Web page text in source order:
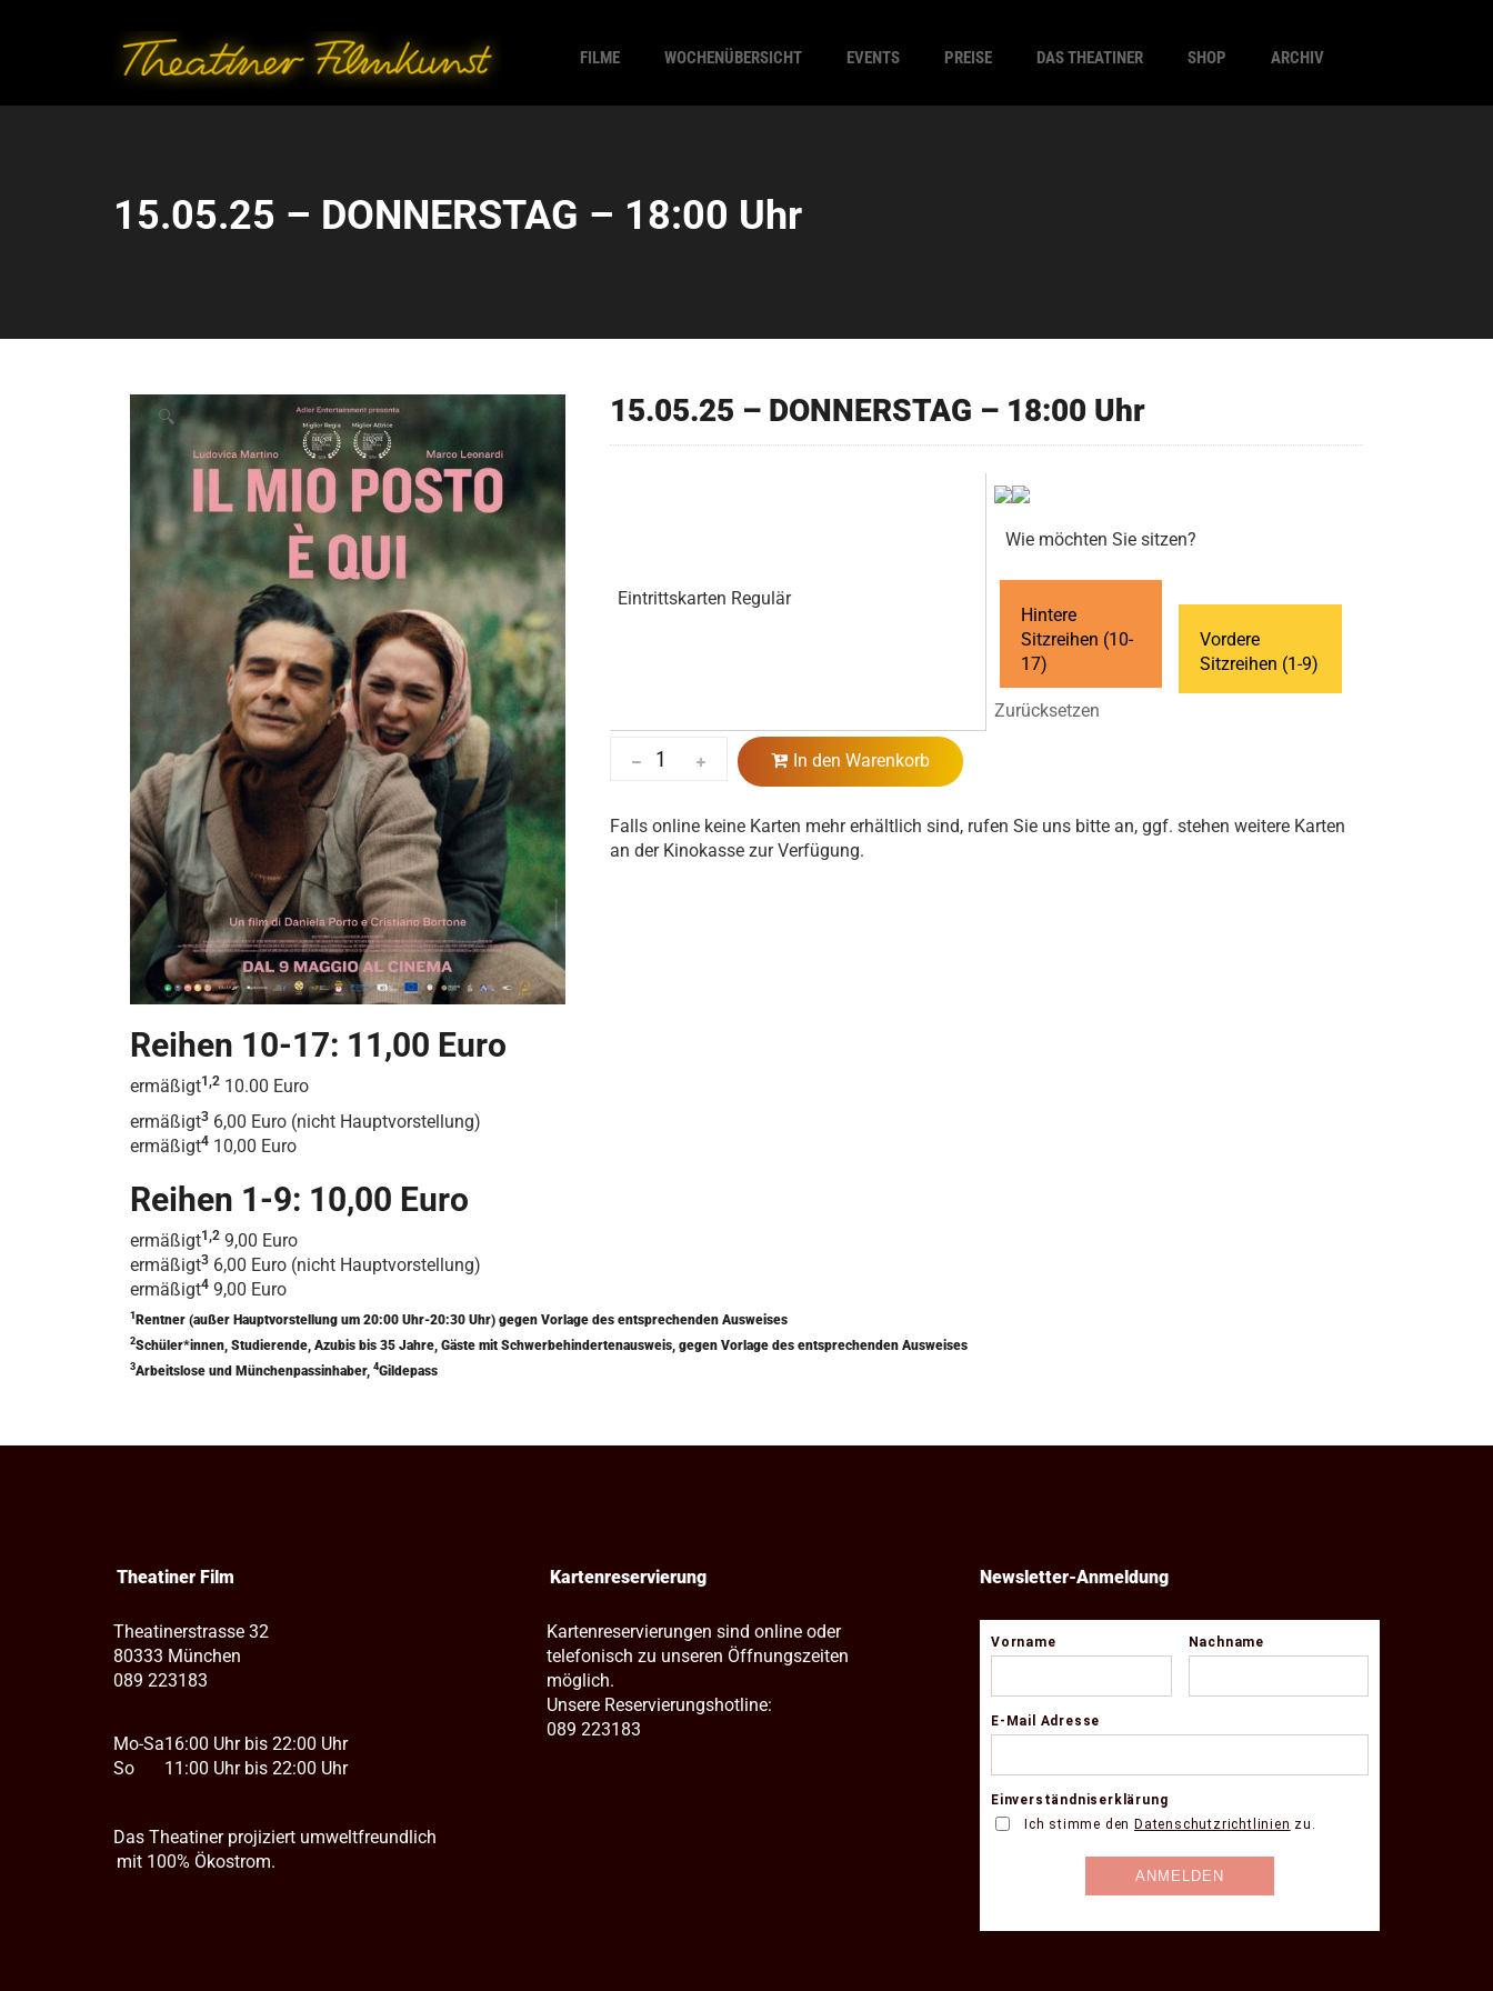
FILME WOCHENÜBERSICHT EVENTS PREISE DAS THEATINER SHOP ARCHIV
15.05.25 – DONNERSTAG – 18:00 Uhr
🔍 15.05.25 – DONNERSTAG – 18:00 Uhr
Eintrittskarten Regulär
Wie möchten Sie sitzen?
Hintere
Sitzreihen (10-
17)
Vordere
Sitzreihen (1-9)
Zurücksetzen
In den Warenkorb
Falls online keine Karten mehr erhältlich sind, rufen Sie uns bitte an, ggf. stehen weitere Karten
an der Kinokasse zur Verfügung.
Reihen 10-17: 11,00 Euro
ermäßigt1,2 10.00 Euro
ermäßigt3 6,00 Euro (nicht Hauptvorstellung)
ermäßigt4 10,00 Euro
Reihen 1-9: 10,00 Euro
ermäßigt1,2 9,00 Euro
ermäßigt3 6,00 Euro (nicht Hauptvorstellung)
ermäßigt4 9,00 Euro
1 Rentner (außer Hauptvorstellung um 20:00 Uhr-20:30 Uhr) gegen Vorlage des entsprechenden Ausweises
2Schüler*innen, Studierende, Azubis bis 35 Jahre, Gäste mit Schwerbehindertenausweis, gegen Vorlage des entsprechenden Ausweises
3Arbeitslose und Münchenpassinhaber, 4Gildepass
Theatiner Film
Theatinerstrasse 32
80333 München
089 223183
Mo-Sa
So
16:00 Uhr bis 22:00 Uhr
11:00 Uhr bis 22:00 Uhr
Das Theatiner projiziert umweltfreundlich
mit 100% Ökostrom.
Kartenreservierung
Kartenreservierungen sind online oder
telefonisch zu unseren Öffnungszeiten
möglich.
Unsere Reservierungshotline:
089 223183
Newsletter-Anmeldung